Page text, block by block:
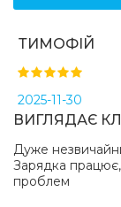
Какая цена
(cd164)?
Цена на
wireless
ТИМОФІЙ
2025-11-30
ВИГЛЯДАЄ
Дуже
Зарядка працює,
проблем